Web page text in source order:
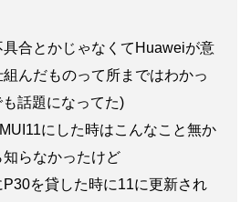
具合とかじゃなくてHuaweiが意
組んだものって所まではわかっ
話題になってた)
にした時はこんなこと無か
知らなかったけど
P30を貸した時に11に更新され